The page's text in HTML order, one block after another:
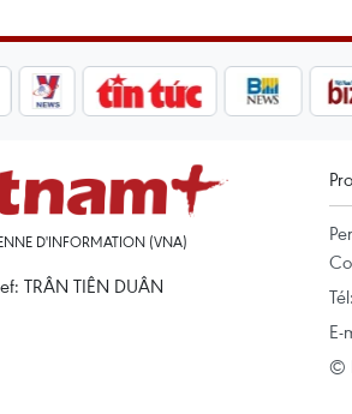
D'INFORMATION (VNA)
TRÂN TIÊN DUÂN
E-
©